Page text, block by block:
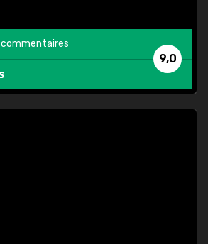
9,0
commentaires